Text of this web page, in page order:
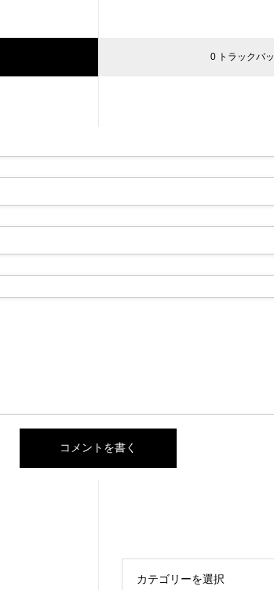
0 トラックバ
カテゴリーを選択